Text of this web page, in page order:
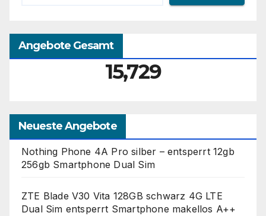
Angebote Gesamt
15,729
Neueste Angebote
Nothing Phone 4A Pro silber – entsperrt 12gb
256gb Smartphone Dual Sim
ZTE Blade V30 Vita 128GB schwarz 4G LTE
Dual Sim entsperrt Smartphone makellos A++